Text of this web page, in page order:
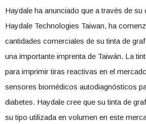
Haydale ha anunciado que a través de su
Haydale Technologies Taiwan, ha
cantidades comerciales de su tinta de
una importante imprenta de Taiwán. La
para imprimir tiras reactivas en el
sensores biomédicos autodiagnósticos
diabetes. Haydale cree que su tinta de
su tipo utilizada en volumen en este